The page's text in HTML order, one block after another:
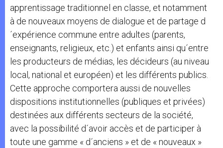
apprentissage traditionnel en classe, et notamment
à de nouveaux moyens de dialogue et de partage d
´expérience commune entre adultes (parents,
enseignants, religieux, etc.) et enfants ainsi qu´entre
les producteurs de médias, les décideurs (au niveau
local, national et européen) et les différents publics.
Cette approche comportera aussi de nouvelles
dispositions institutionnelles (publiques et privées)
destinées aux différents secteurs de la société,
avec la possibilité d´avoir accès et de participer à
toute une gamme « d´anciens » et de « nouveaux »